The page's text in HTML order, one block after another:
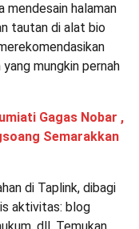
mendesain halaman
tautan di alat bio
mungkin pernah
Gagas Nobar ,
Semarakkan
di Taplink, dibagi
aktivitas: blog